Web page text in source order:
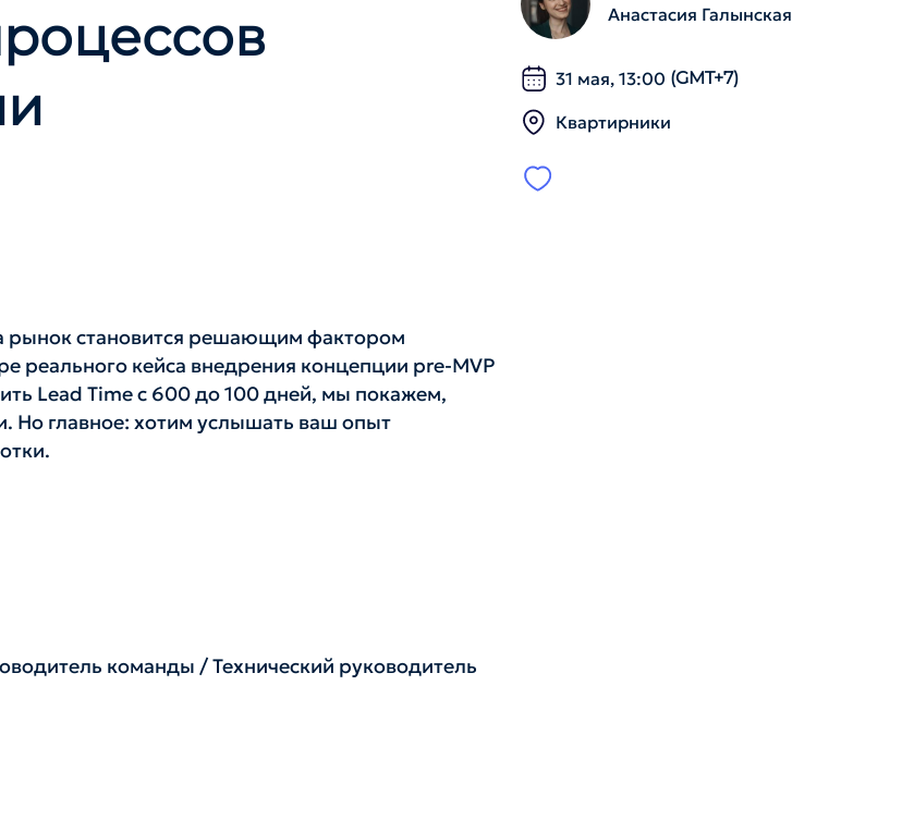
рынок становится решающим фактором
реального кейса внедрения концепции pre-MVP
Lead Time с 600 до 100 дней, мы покажем,
Но главное: хотим услышать ваш опыт
команды / Технический руководитель
Анастасия Галынская
31 мая, 13:00 (GMT+7)
Квартирники